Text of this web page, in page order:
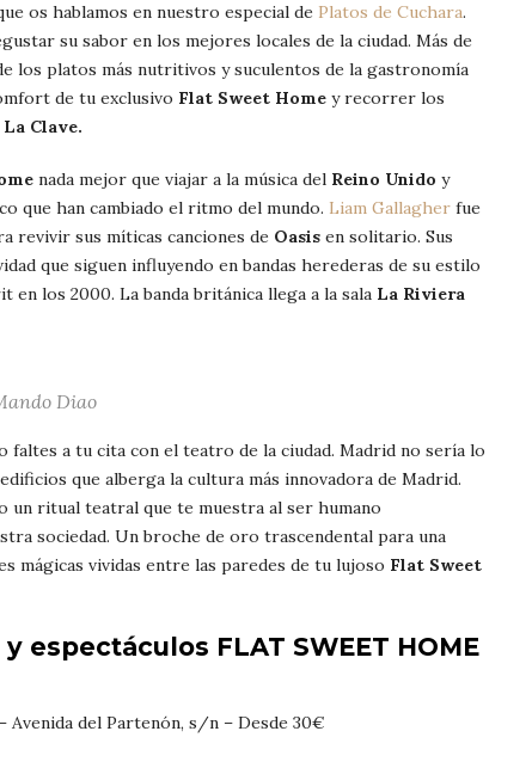
os hablamos en nuestro especial de Platos de Cuchara.
su sabor en los mejores locales de la ciudad. Más de
los platos más nutritivos y suculentos de la gastronomía
de tu exclusivo Flat Sweet Home y recorrer los
Clave.
nada mejor que viajar a la música del Reino Unido y
que han cambiado el ritmo del mundo. Liam Gallagher fue
revivir sus míticas canciones de Oasis en solitario. Sus
que siguen influyendo en bandas herederas de su estilo
en los 2000. La banda británica llega a la sala La Riviera
Diao
faltes a tu cita con el teatro de la ciudad. Madrid no sería lo
que alberga la cultura más innovadora de Madrid.
un ritual teatral que te muestra al ser humano
sociedad. Un broche de oro trascendental para una
mágicas vividas entre las paredes de tu lujoso Flat Sweet
espectáculos FLAT SWEET HOME
Avenida del Partenón, s/n – Desde 30€